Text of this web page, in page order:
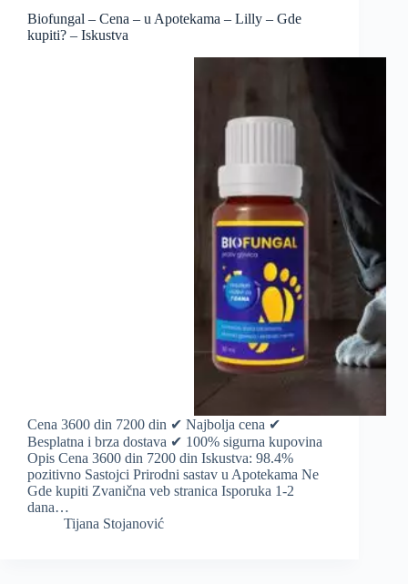
Biofungal – Cena – u Apotekama – Lilly – Gde
kupiti? – Iskustva
Cena 3600 din 7200 din ✔ Najbolja cena ✔
Besplatna i brza dostava ✔ 100% sigurna kupovina
Opis Cena 3600 din 7200 din Iskustva: 98.4%
pozitivno Sastojci Prirodni sastav u Apotekama Ne
Gde kupiti Zvanična veb stranica Isporuka 1-2
dana…
Tijana Stojanović